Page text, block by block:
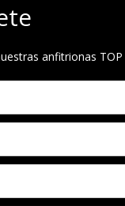
anfitrionas TOP